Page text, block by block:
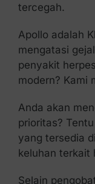
tercegah.
Apollo adalah
mengatasi
penyakit
modern? Kami
Anda akan
prioritas?
yang tersedia
keluhan terkait
Selain